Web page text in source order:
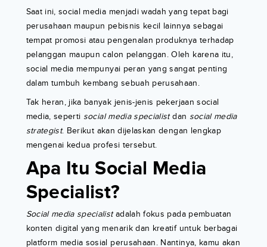
Saat ini, social media menjadi wadah yang tepat bagi
perusahaan maupun pebisnis kecil lainnya sebagai
tempat promosi atau pengenalan produknya terhadap
pelanggan maupun calon pelanggan. Oleh karena itu,
social media mempunyai peran yang sangat penting
dalam tumbuh kembang sebuah perusahaan.
Tak heran, jika banyak jenis-jenis pekerjaan social
media, seperti social media specialistdan social media
strategist. Berikut akan dijelaskan dengan lengkap
mengenai kedua profesi tersebut.
Apa Itu Social Media
Specialist?
Social media specialistadalah fokus pada pembuatan
konten digital yang menarik dan kreatif untuk berbagai
platform media sosial perusahaan. Nantinya, kamu akan